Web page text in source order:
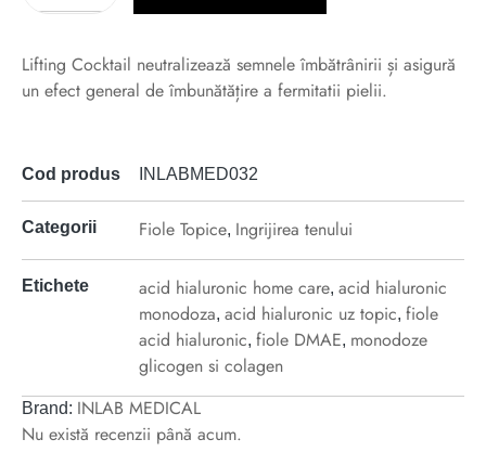
Lifting Cocktail neutralizează semnele îmbătrânirii și asigură
un efect general de îmbunătățire a fermitatii pielii.
Cod produs INLABMED032
Categorii Fiole Topice, Ingrijirea tenului
Etichete acid hialuronic home care, acid hialuronic
monodoza, acid hialuronic uz topic, fiole
acid hialuronic, fiole DMAE, monodoze
glicogen si colagen
Brand: INLAB MEDICAL
Nu există recenzii până acum.